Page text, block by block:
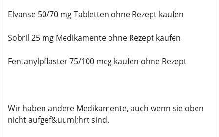
Elvanse 50/70 mg Tabletten ohne Rezept kaufen
Sobril 25 mg Medikamente ohne Rezept kaufen
Fentanylpflaster 75/100 mcg kaufen ohne Rezept
Wir haben andere Medikamente, auch wenn sie oben
nicht aufgef&uuml;hrt sind.